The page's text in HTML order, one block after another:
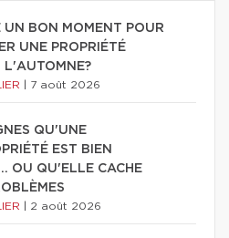
UN BON MOMENT POUR
UNE PROPRIÉTÉ
L'AUTOMNE?
7 août 2026
QU'UNE
EST BIEN
OU QU'ELLE CACHE
2 août 2026